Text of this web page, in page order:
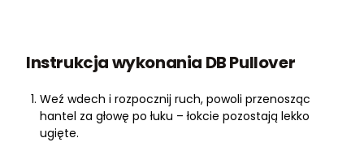
Instrukcja wykonania DB Pullover
Weź wdech i rozpocznij ruch, powoli przenosząc
hantel za głowę po łuku – łokcie pozostają lekko
ugięte.